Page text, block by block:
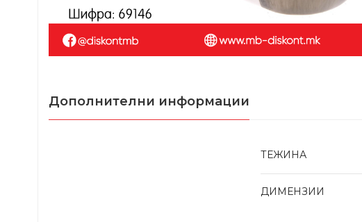
Дополнителни информации
ТЕЖИНА
ДИМЕНЗИИ